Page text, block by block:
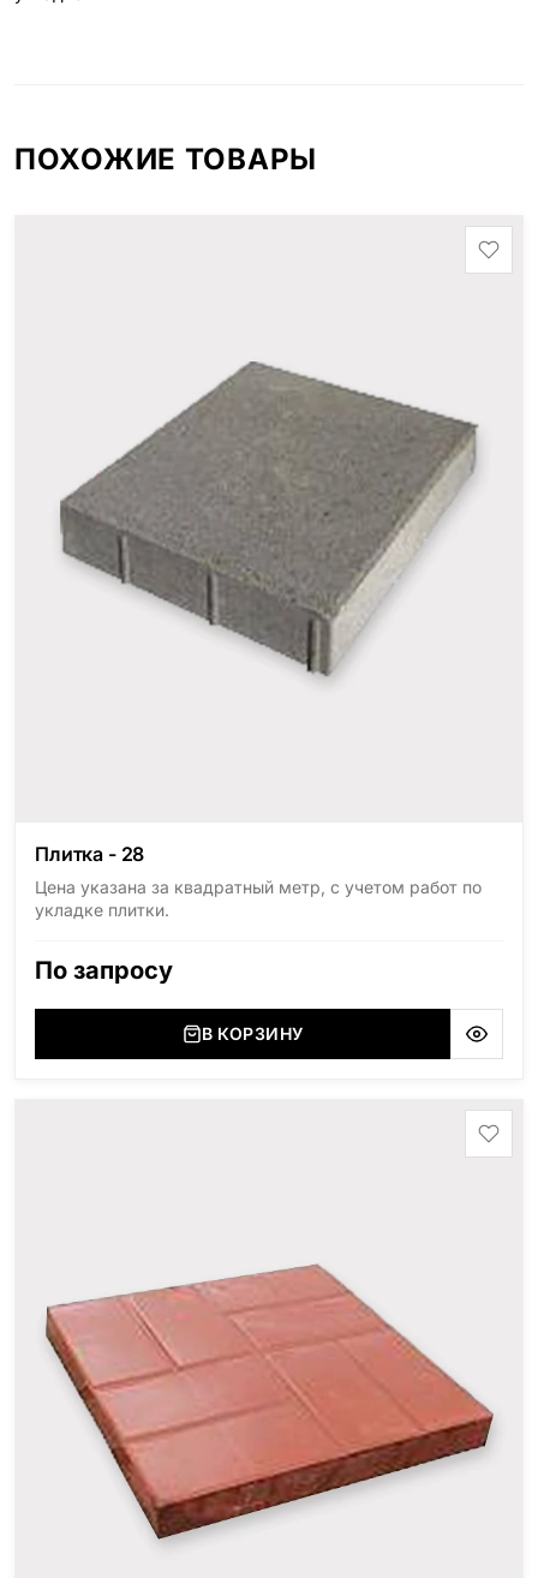
ПОХОЖИЕ ТОВАРЫ
Плитка - 28
Цена указана за квадратный метр, с учетом работ по
укладке плитки.
По запросу
В КОРЗИНУ